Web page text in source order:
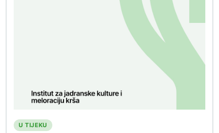
U TIJEKU